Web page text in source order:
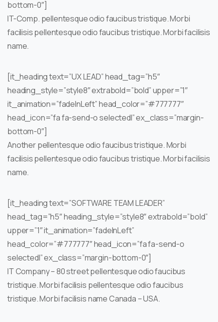
bottom-0″]
IT-Comp. pellentesque odio faucibus tristique. Morbi
facilisis pellentesque odio faucibus tristique. Morbi facilisis
name.
[it_heading text=”UX LEAD” head_tag=”h5″
heading_style=”style8″ extrabold=”bold” upper=”1″
it_animation=”fadeInLeft” head_color=”#777777″
head_icon=”fa fa-send-o selectedI” ex_class=”margin-
bottom-0″]
Another pellentesque odio faucibus tristique. Morbi
facilisis pellentesque odio faucibus tristique. Morbi facilisis
name.
[it_heading text=”SOFTWARE TEAM LEADER”
head_tag=”h5″ heading_style=”style8″ extrabold=”bold”
upper=”1″ it_animation=”fadeInLeft”
head_color=”#777777″ head_icon=”fa fa-send-o
selectedI” ex_class=”margin-bottom-0″]
IT Company – 80 street pellentesque odio faucibus
tristique. Morbi facilisis pellentesque odio faucibus
tristique. Morbi facilisis name Canada – USA.